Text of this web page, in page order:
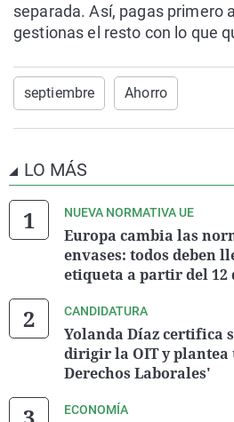
separada. Así, pagas primero
gestionas el resto con lo que
septiembre Ahorro
LO MÁS
NUEVA NORMATIVA UE
Europa cambia las
envases: todos deben
etiqueta a partir del 12
CANDIDATURA
Yolanda Díaz certifica
dirigir la OIT y plantea
Derechos Laborales'
ECONOMÍA